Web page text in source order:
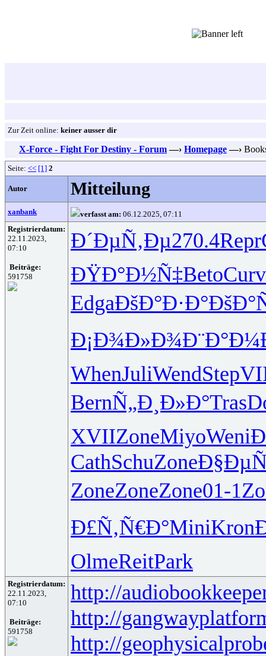
Zur Zeit online: keiner ausser dir
X-Force - Fight For Destiny - Forum —› Homepage —›
Seite: << [1] 2
Autor Mitteilung
xanbank verfasst am: 06.12.2025, 07:11
Registrierdatum:
22.11.2023,
07:10
Beiträge:
591758
Ð´ÐµÑ‚Ðµ270.4Repr
ÐŸÐ°Ð½Ñ‡BetoCurv
EdgaÐšÐ°Ð·Ð°
Ð¡Ð¾Ð»Ð¾
WhenJuliWendStep
BernÑ„Ð¸Ð»Ð°Tras
XVIIZoneMiyoWeni
CathSchuZone
ZoneZoneZone01-1
Ð£Ñ‚Ñ€Ð°MiniKron
OlmeReitPark
Registrierdatum:
22.11.2023,
07:10
Beiträge:
591758
http://
http://
http://